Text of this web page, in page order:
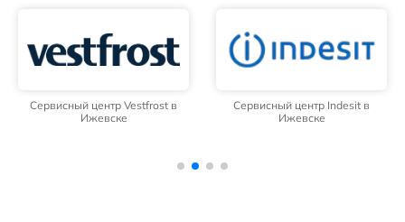
Сервисный центр Vestfrost в
Ижевске
Сервисный центр Indesit в
Ижевске